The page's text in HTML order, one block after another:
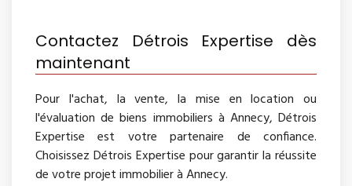
Contactez Détrois Expertise dès
maintenant
Pour l'achat, la vente, la mise en location ou
l'évaluation de biens immobiliers à Annecy, Détrois
Expertise est votre partenaire de confiance.
Choisissez Détrois Expertise pour garantir la réussite
de votre projet immobilier à Annecy.